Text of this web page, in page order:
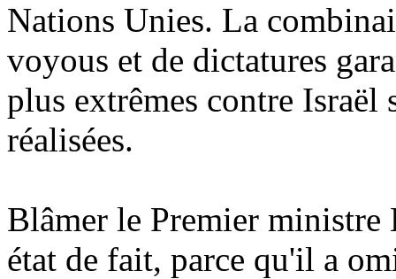
Nations Unies. La
voyous et de dictatures
plus extrêmes contre
réalisées.
Blâmer le Premier
état de fait, parce qu'il a